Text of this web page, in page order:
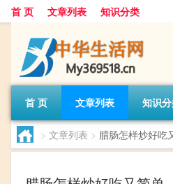
首 页 文章列表 知识分类
首 页 文章列表 知识
> 文章列表 > 腊肠怎样炒好吃